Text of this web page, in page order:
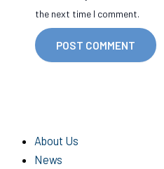
the next time I comment.
About Us
News